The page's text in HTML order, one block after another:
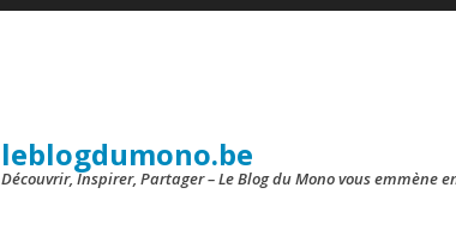
leblogdumono.be
Découvrir, Inspirer, Partager – Le Blog du Mono vous emmène